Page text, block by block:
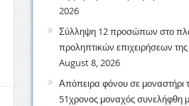
2026
Σύλληψη 12 προσώπων στο
προληπτικών επιχειρήσεων
August 8, 2026
Απόπειρα φόνου σε μοναστήρι
51χρονος μοναχός συνελήφθη